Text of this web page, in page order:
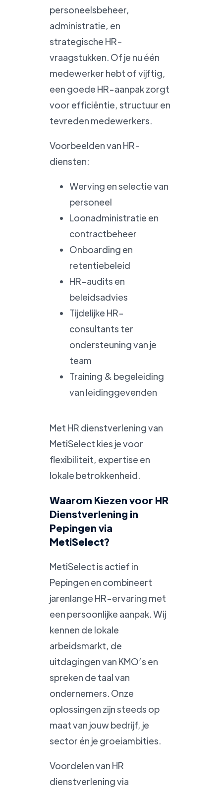
personeelsbeheer,
administratie, en
strategische HR-
vraagstukken. Of je nu één
medewerker hebt of vijftig,
een goede HR-aanpak zorgt
voor efficiëntie, structuur en
tevreden medewerkers.
Voorbeelden van HR-
diensten:
Werving en selectie van
personeel
Loonadministratie en
contractbeheer
Onboarding en
retentiebeleid
HR-audits en
beleidsadvies
Tijdelijke HR-
consultants ter
ondersteuning van je
team
Training & begeleiding
van leidinggevenden
Met HR dienstverlening van
MetiSelect kies je voor
flexibiliteit, expertise en
lokale betrokkenheid.
Waarom Kiezen voor HR
Dienstverlening in
Pepingen via
MetiSelect?
MetiSelect is actief in
Pepingen en combineert
jarenlange HR-ervaring met
een persoonlijke aanpak. Wij
kennen de lokale
arbeidsmarkt, de
uitdagingen van KMO’s en
spreken de taal van
ondernemers. Onze
oplossingen zijn steeds op
maat van jouw bedrijf, je
sector én je groeiambities.
Voordelen van HR
dienstverlening via